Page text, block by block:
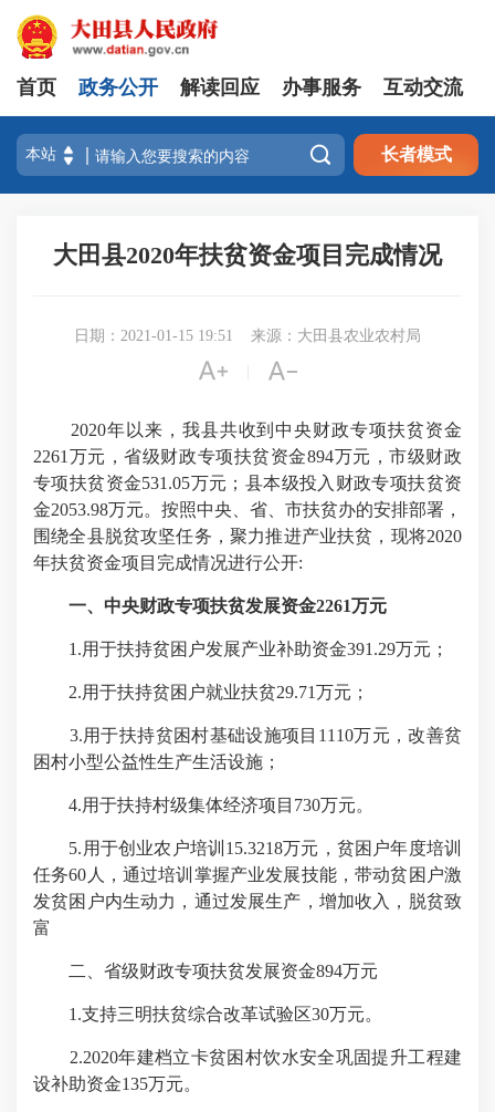
首页 政务公开 解读回应 办事服务 互动交流
 长者模式
大田县2020年扶贫资金项目完成情况
日期：2021-01-15 19:51 来源：大田县农业农村局
 
2020年以来，我县共收到中央财政专项扶贫资金
2261万元，省级财政专项扶贫资金894万元，市级财政
专项扶贫资金531.05万元；县本级投入财政专项扶贫资
金2053.98万元。按照中央、省、市扶贫办的安排部署，
围绕全县脱贫攻坚任务，聚力推进产业扶贫，现将2020
年扶贫资金项目完成情况进行公开:
一、中央财政专项扶贫发展资金2261万元
1.用于扶持贫困户发展产业补助资金391.29万元；
2.用于扶持贫困户就业扶贫29.71万元；
3.用于扶持贫困村基础设施项目1110万元，改善贫
困村小型公益性生产生活设施；
4.用于扶持村级集体经济项目730万元。
5.用于创业农户培训15.3218万元，贫困户年度培训
任务60人，通过培训掌握产业发展技能，带动贫困户激
发贫困户内生动力，通过发展生产，增加收入，脱贫致
富
二、省级财政专项扶贫发展资金894万元
1.支持三明扶贫综合改革试验区30万元。
2.2020年建档立卡贫困村饮水安全巩固提升工程建
设补助资金135万元。